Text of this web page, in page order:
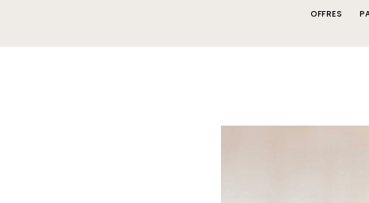
OFFRES